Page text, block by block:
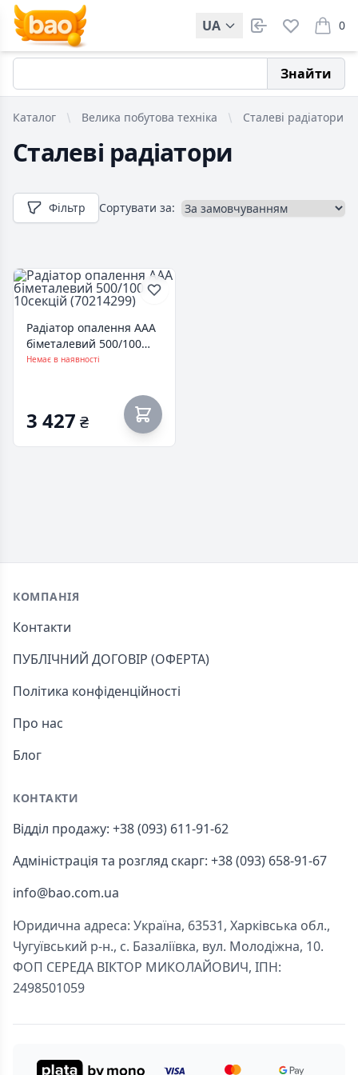
UA 0
items
Знайти
Каталог Велика побутова техніка Сталеві радіатори
Сталеві радіатори
Фільтр Сортувати за:
Радіатор опалення AAA
біметалевий 500/100
10секцій (70214299)
Немає в наявності
3 427 ₴
Footer
КОМПАНІЯ
Контакти
ПУБЛІЧНИЙ ДОГОВІР (ОФЕРТА)
Політика конфіденційності
Про нас
Блог
КОНТАКТИ
Відділ продажу: +38 (093) 611-91-62
Адміністрація та розгляд скарг: +38 (093) 658-91-67
info@bao.com.ua
Юридична адреса: Україна, 63531, Харківська обл.,
Чугуївський р-н., с. Базаліївка, вул. Молодіжна, 10.
ФОП СЕРЕДА ВІКТОР МИКОЛАЙОВИЧ, ІПН:
2498501059